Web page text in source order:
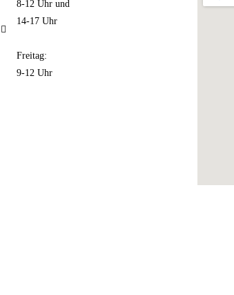
8-12 Uhr und
14-17 Uhr
Freitag:
9-12 Uhr